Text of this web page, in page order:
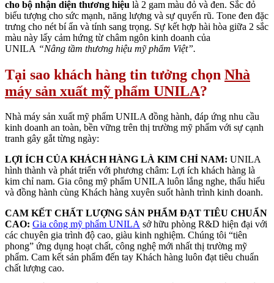
cho bộ nhận diện thương hiệu là 2 gam màu đỏ và đen. Sắc đỏ
biểu tượng cho sức mạnh, năng lượng và sự quyến rũ. Tone đen đặc
trưng cho nét bí ẩn và tính sang trọng. Sự kết hợp hài hòa giữa 2 sắc
màu này lấy cảm hứng từ châm ngôn kinh doanh của
UNILA “Nâng tầm thương hiệu mỹ phẩm Việt”.
Tại sao khách hàng tin tưởng chọn Nhà
máy sản xuất mỹ phẩm UNILA?
Nhà máy sản xuất mỹ phẩm UNILA đồng hành, đáp ứng nhu cầu
kinh doanh an toàn, bền vững trên thị trường mỹ phẩm với sự cạnh
tranh gây gắt từng ngày:
LỢI ÍCH CỦA KHÁCH HÀNG LÀ KIM CHỈ NAM: UNILA
hình thành và phát triển với phương châm: Lợi ích khách hàng là
kim chỉ nam. Gia công mỹ phẩm UNILA luôn lắng nghe, thấu hiểu
và đồng hành cùng Khách hàng xuyên suốt hành trình kinh doanh.
CAM KẾT CHẤT LƯỢNG SẢN PHẨM ĐẠT TIÊU CHUẨN
CAO: Gia công mỹ phẩm UNILA sở hữu phòng R&D hiện đại với
các chuyên gia trình độ cao, giàu kinh nghiệm. Chúng tôi “tiên
phong” ứng dụng hoạt chất, công nghệ mới nhất thị trường mỹ
phẩm. Cam kết sản phẩm đến tay Khách hàng luôn đạt tiêu chuẩn
chất lượng cao.